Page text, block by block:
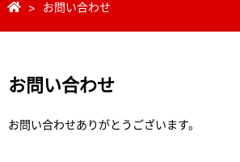
> お問い合わせ
お問い合わせ
お問い合わせありがとうございます。